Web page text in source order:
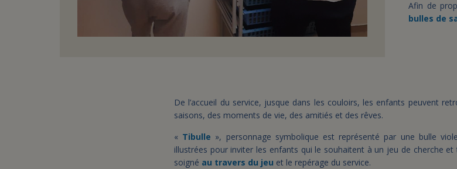
Afin de
bulles de
De l’accueil du service, jusque dans les couloirs, les enfants peuvent
saisons, des moments de vie, des amitiés et des rêves.
« Tibulle », personnage symbolique est représenté par une bulle
illustrées pour inviter les enfants qui le souhaitent à un jeu de cherche
soigné au travers du jeu et le repérage du service.